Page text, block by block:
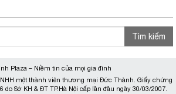
Tìm kiếm
Plaza – Niềm tin của mọi gia đình
một thành viên thương mại Đức Thành. Giấy chứng
do Sở KH & ĐT TP.Hà Nội cấp lần đầu ngày 30/03/2007.